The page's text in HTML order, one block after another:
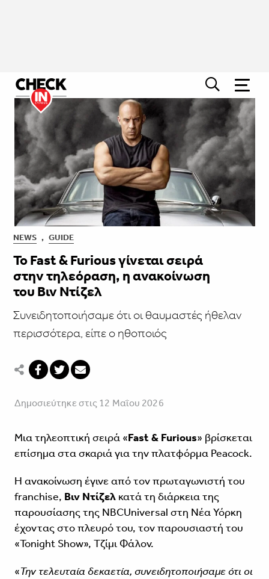
NEWS , GUIDE
Το Fast & Furious γίνεται σειρά
στην τηλεόραση, η ανακοίνωση
του Βιν Ντίζελ
Συνειδητοποιήσαμε ότι οι θαυμαστές ήθελαν
περισσότερα, είπε ο ηθοποιός
Δημοσιεύτηκε στις 12 Μαΐου 2026
Μια τηλεοπτική σειρά «Fast & Furious» βρίσκεται
επίσημα στα σκαριά για την πλατφόρμα Peacock.
Η ανακοίνωση έγινε από τον πρωταγωνιστή του
franchise, Βιν Ντίζελκατά τη διάρκεια της
παρουσίασης της NBCUniversal στη Νέα Υόρκη
έχοντας στο πλευρό του, τον παρουσιαστή του
«Tonight Show», Τζίμι Φάλον.
«Την τελευταία δεκαετία, συνειδητοποιήσαμε ότι οι